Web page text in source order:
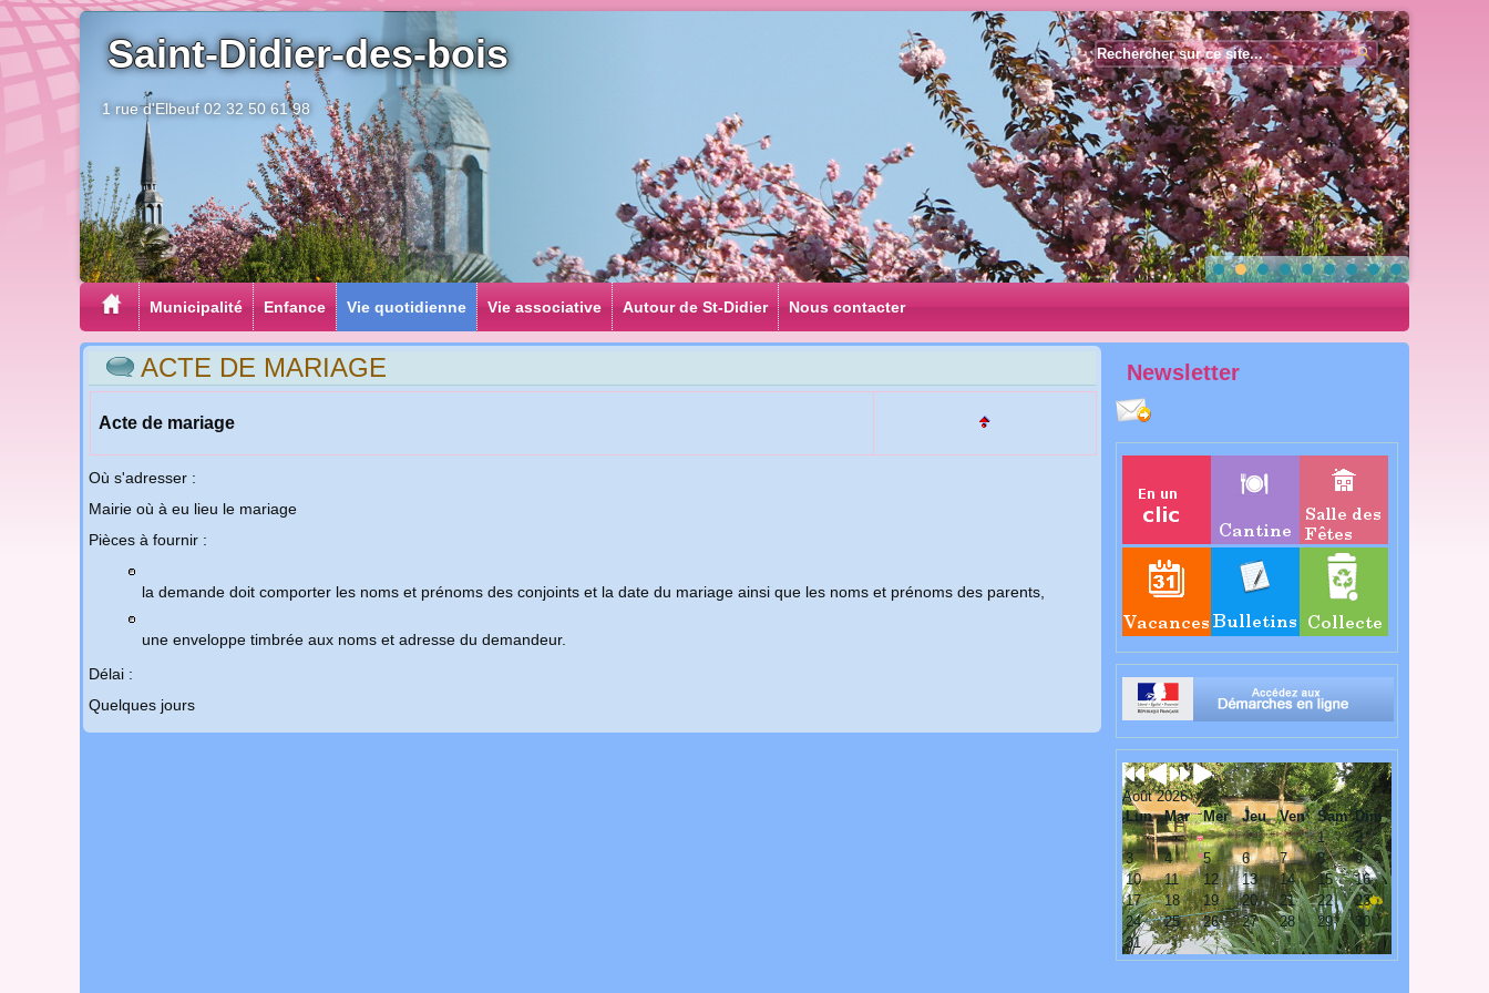
Saint-Didier-des-bois
1 rue d'Elbeuf 02 32 50 61 98
Municipalité Enfance Vie quotidienne Vie associative Autour de St-Didier Nous contacter
ACTE DE MARIAGE
Acte de mariage
Où s'adresser :
Mairie où à eu lieu le mariage
Pièces à fournir :
la demande doit comporter les noms et prénoms des conjoints et la date du mariage ainsi que les noms et prénoms des parents,
une enveloppe timbrée aux noms et adresse du demandeur.
Délai :
Quelques jours
Newsletter
AnnéeMoisAnnéeMois
Août 2026
Lun
Mar Mer Jeu Ven Sam Dim
1
2
3
4 5 6 7 8
9
10
11 12 13 14 15
16
17
18 19 20 21 22
23
24
25 26 27 28 29
30
31